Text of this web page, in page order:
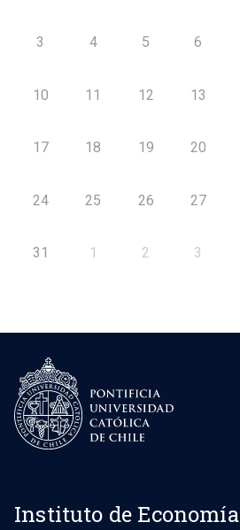
3 4 5 6
10 11 12 13
17 18 19 20
24 25 26 27
31 1 2 3
Instituto de Economía